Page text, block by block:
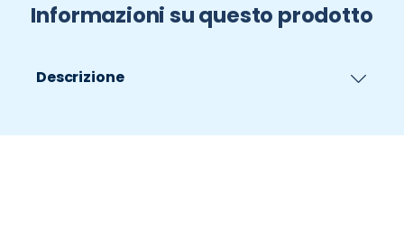
Informazioni su questo prodotto
Descrizione